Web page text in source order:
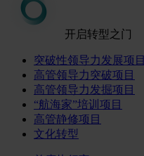
开启转型之门
突破性领导力发展项目
高管领导力突破项目
高管领导力发掘项目
“航海家”培训项目
高管静修项目
文化转型